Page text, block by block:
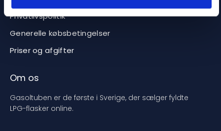
Privatlivspolitik
Generelle købsbetingelser
Priser og afgifter
Om os
Gasoltuben er de første i Sverige, der sælger fyldte
LPG-flasker online.